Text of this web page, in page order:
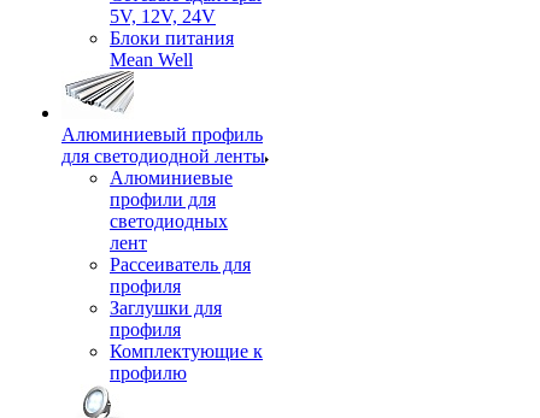
5V, 12V, 24V
Блоки питания
Mean Well
Алюминиевый профиль
для светодиодной ленты
Алюминиевые
профили для
светодиодных
лент
Рассеиватель для
профиля
Заглушки для
профиля
Комплектующие к
профилю